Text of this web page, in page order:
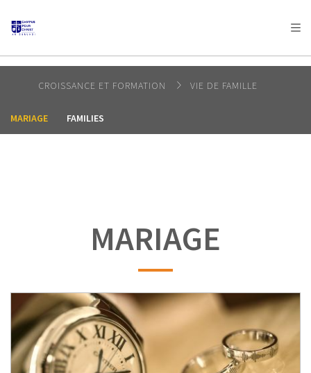
AFRICA
AMERICA / CARIBBEAN
OCEANIA
CROISSANCE ET FORMATION VIE DE FAMILLE
MARIAGE FAMILIES
MARIAGE